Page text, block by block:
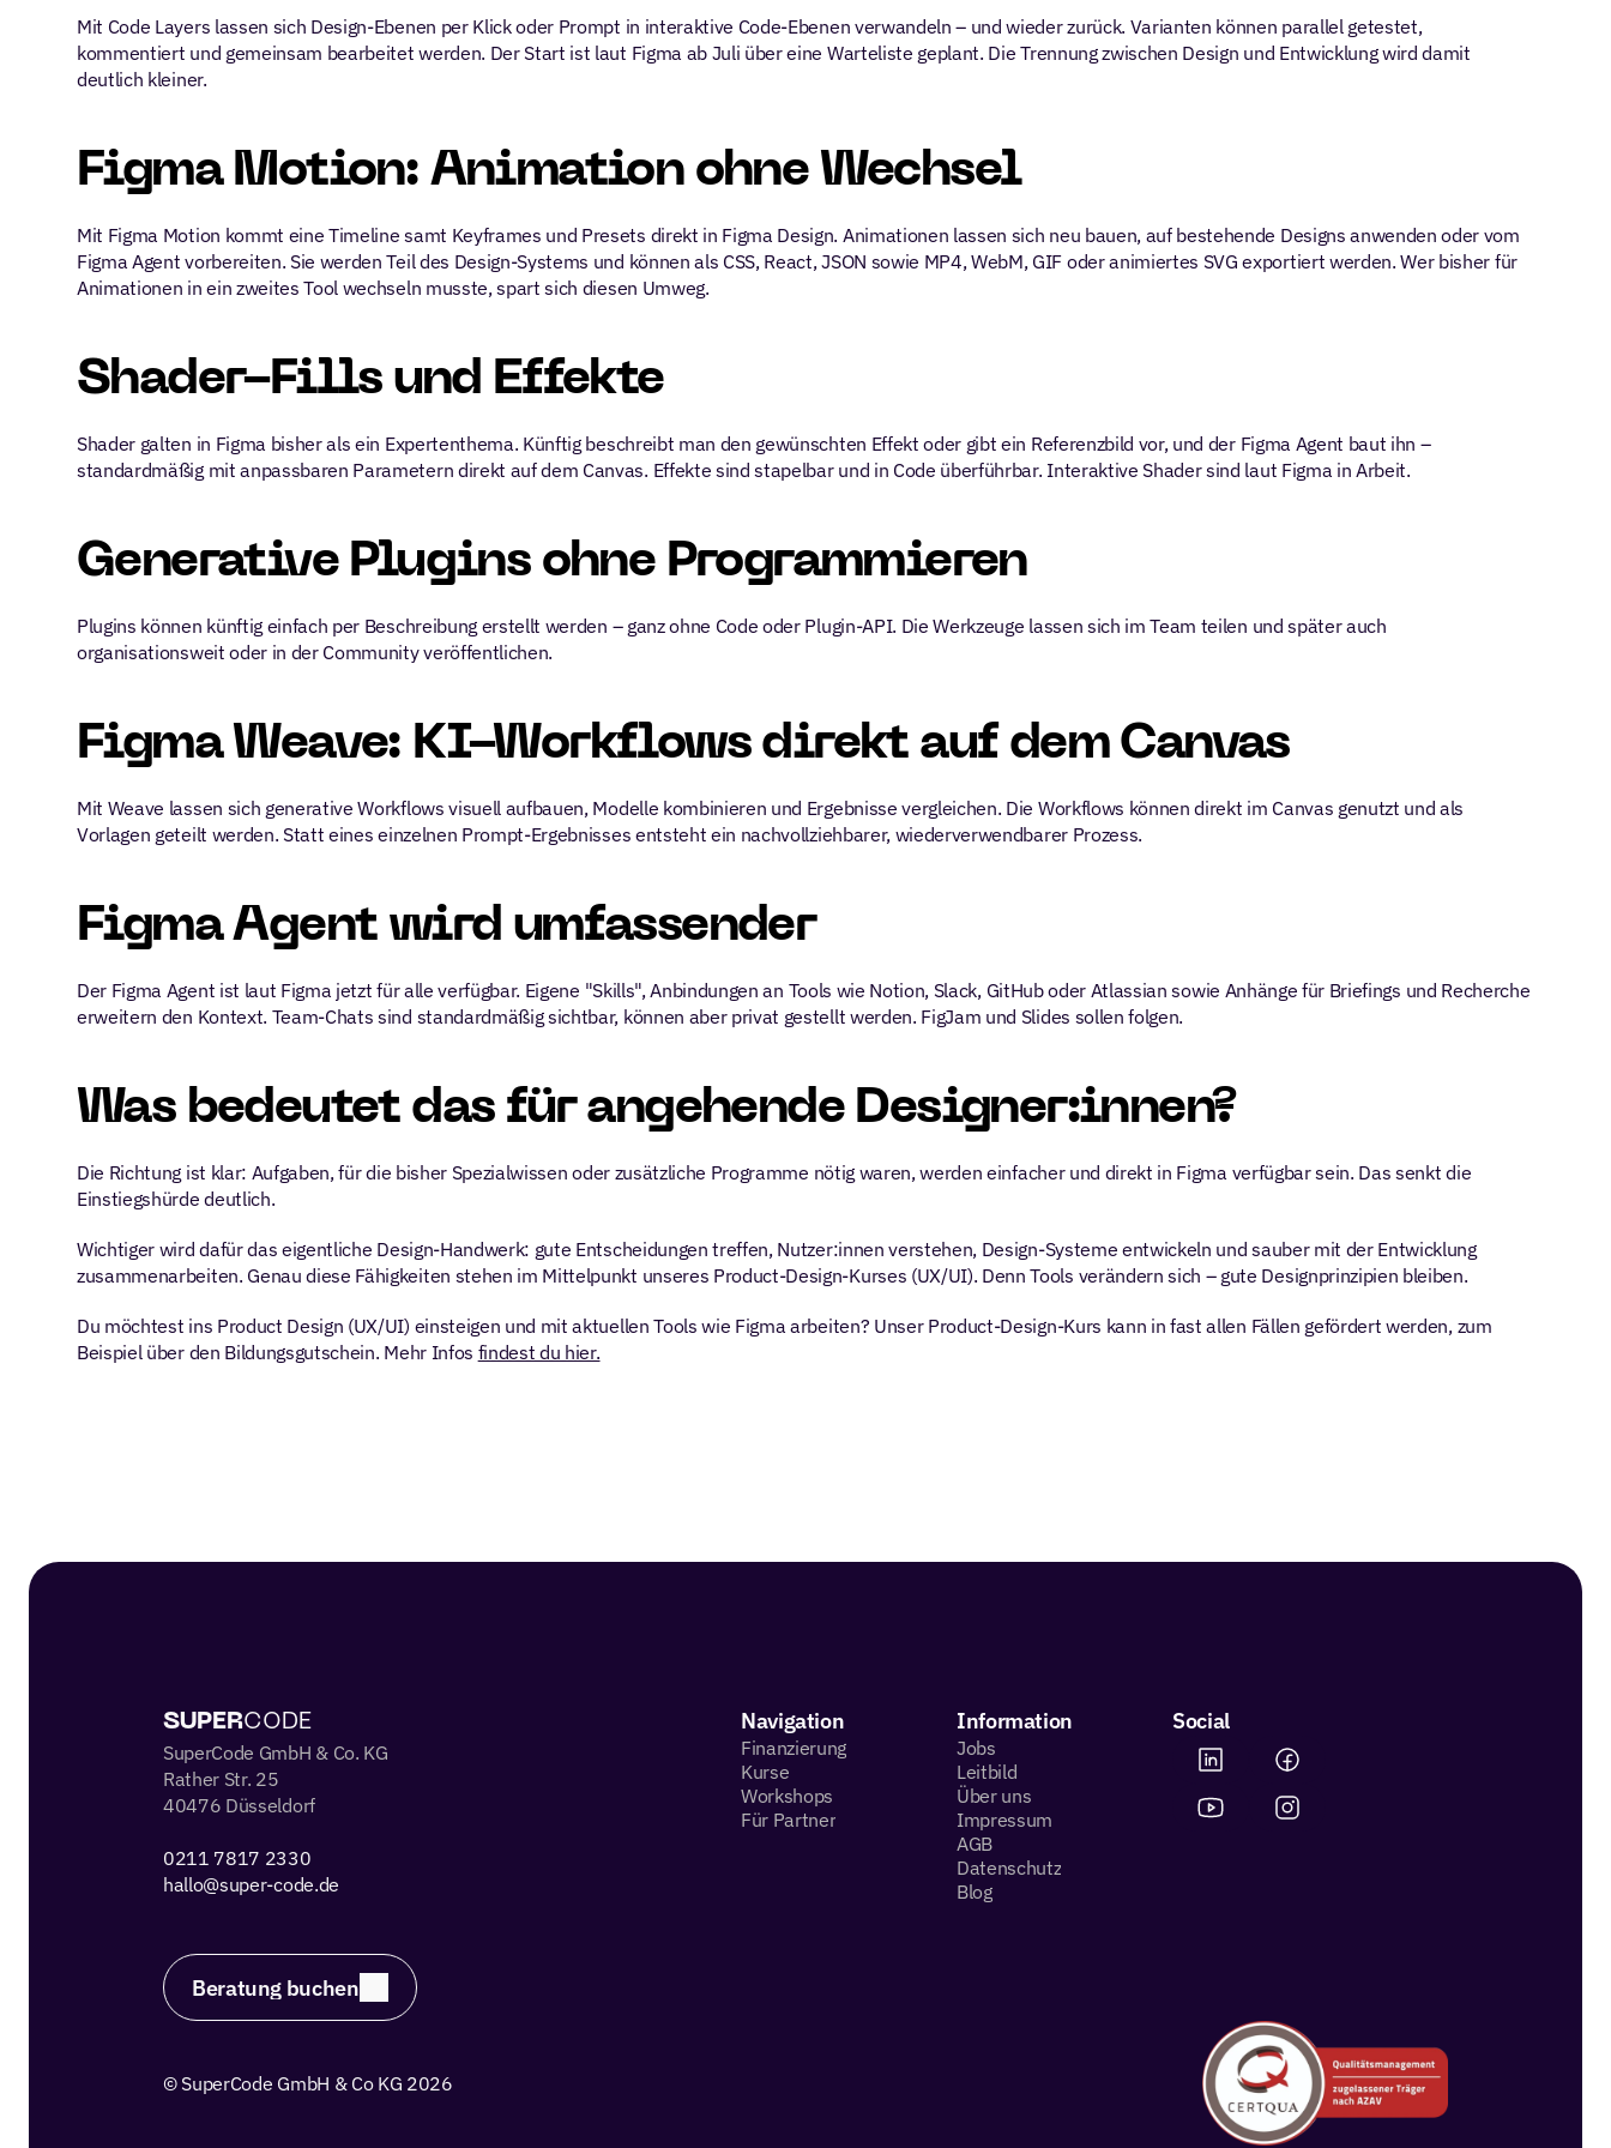
Mit Code Layers lassen sich Design-Ebenen per Klick oder Prompt in interaktive Code-Ebenen verwandeln – und wieder zurück. Varianten können parallel getestet,
kommentiert und gemeinsam bearbeitet werden. Der Start ist laut Figma ab Juli über eine Warteliste geplant. Die Trennung zwischen Design und Entwicklung wird damit
deutlich kleiner.
Figma Motion: Animation ohne Wechsel
Mit Figma Motion kommt eine Timeline samt Keyframes und Presets direkt in Figma Design. Animationen lassen sich neu bauen, auf bestehende Designs anwenden oder vom
Figma Agent vorbereiten. Sie werden Teil des Design-Systems und können als CSS, React, JSON sowie MP4, WebM, GIF oder animiertes SVG exportiert werden. Wer bisher für
Animationen in ein zweites Tool wechseln musste, spart sich diesen Umweg.
Shader-Fills und Effekte
Shader galten in Figma bisher als ein Expertenthema. Künftig beschreibt man den gewünschten Effekt oder gibt ein Referenzbild vor, und der Figma Agent baut ihn –
standardmäßig mit anpassbaren Parametern direkt auf dem Canvas. Effekte sind stapelbar und in Code überführbar. Interaktive Shader sind laut Figma in Arbeit.
Generative Plugins ohne Programmieren
Plugins können künftig einfach per Beschreibung erstellt werden – ganz ohne Code oder Plugin-API. Die Werkzeuge lassen sich im Team teilen und später auch
organisationsweit oder in der Community veröffentlichen.
Figma Weave: KI-Workflows direkt auf dem Canvas
Mit Weave lassen sich generative Workflows visuell aufbauen, Modelle kombinieren und Ergebnisse vergleichen. Die Workflows können direkt im Canvas genutzt und als
Vorlagen geteilt werden. Statt eines einzelnen Prompt-Ergebnisses entsteht ein nachvollziehbarer, wiederverwendbarer Prozess.
Figma Agent wird umfassender
Der Figma Agent ist laut Figma jetzt für alle verfügbar. Eigene "Skills", Anbindungen an Tools wie Notion, Slack, GitHub oder Atlassian sowie Anhänge für Briefings und Recherche
erweitern den Kontext. Team-Chats sind standardmäßig sichtbar, können aber privat gestellt werden. FigJam und Slides sollen folgen.
Was bedeutet das für angehende Designer:innen?
Die Richtung ist klar: Aufgaben, für die bisher Spezialwissen oder zusätzliche Programme nötig waren, werden einfacher und direkt in Figma verfügbar sein. Das senkt die
Einstiegshürde deutlich.
Wichtiger wird dafür das eigentliche Design-Handwerk: gute Entscheidungen treffen, Nutzer:innen verstehen, Design-Systeme entwickeln und sauber mit der Entwicklung
zusammenarbeiten. Genau diese Fähigkeiten stehen im Mittelpunkt unseres Product-Design-Kurses (UX/UI). Denn Tools verändern sich – gute Designprinzipien bleiben.
Du möchtest ins Product Design (UX/UI) einsteigen und mit aktuellen Tools wie Figma arbeiten? Unser Product-Design-Kurs kann in fast allen Fällen gefördert werden, zum
Beispiel über den Bildungsgutschein. Mehr Infos findest du hier.
SUPERCODE
SuperCode GmbH & Co. KG
Rather Str. 25
40476 Düsseldorf
0211 7817 2330
hallo@super-code.de
Beratung buchen
Navigation
Finanzierung
Kurse
Workshops
Für Partner
Information
Jobs
Leitbild
Über uns
Impressum
AGB
Datenschutz
Blog
Social
© SuperCode GmbH & Co KG 2026